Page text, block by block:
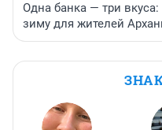
Одна банка — три
зиму для жителей